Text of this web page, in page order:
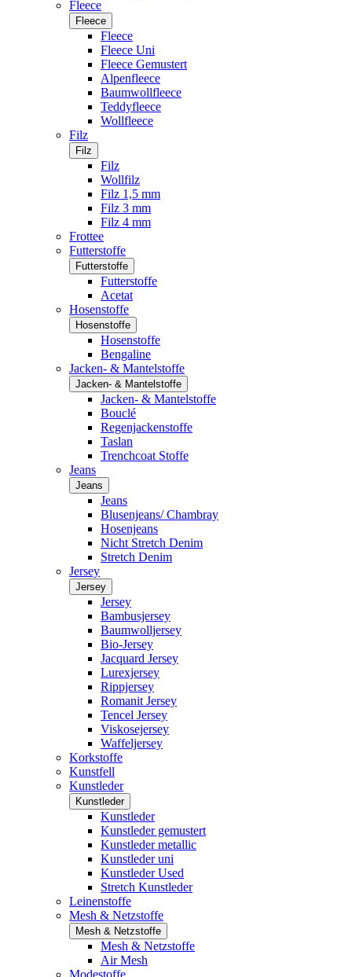
Fleece
Fleece
Fleece
Fleece Uni
Fleece Gemustert
Alpenfleece
Baumwollfleece
Teddyfleece
Wollfleece
Filz
Filz
Filz
Wollfilz
Filz 1,5 mm
Filz 3 mm
Filz 4 mm
Frottee
Futterstoffe
Futterstoffe
Futterstoffe
Acetat
Hosenstoffe
Hosenstoffe
Hosenstoffe
Bengaline
Jacken- & Mantelstoffe
Jacken- & Mantelstoffe
Jacken- & Mantelstoffe
Bouclé
Regenjackenstoffe
Taslan
Trenchcoat Stoffe
Jeans
Jeans
Jeans
Blusenjeans/ Chambray
Hosenjeans
Nicht Stretch Denim
Stretch Denim
Jersey
Jersey
Jersey
Bambusjersey
Baumwolljersey
Bio-Jersey
Jacquard Jersey
Lurexjersey
Rippjersey
Romanit Jersey
Tencel Jersey
Viskosejersey
Waffeljersey
Korkstoffe
Kunstfell
Kunstleder
Kunstleder
Kunstleder
Kunstleder gemustert
Kunstleder metallic
Kunstleder uni
Kunstleder Used
Stretch Kunstleder
Leinenstoffe
Mesh & Netzstoffe
Mesh & Netzstoffe
Mesh & Netzstoffe
Air Mesh
Modestoffe